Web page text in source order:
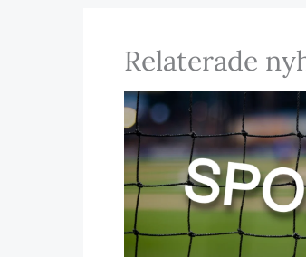
Relaterade